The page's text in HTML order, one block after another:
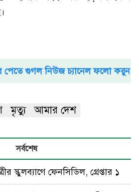
পেতে গুগল নিউজ চ্যানেল ফলো করুন
মৃত্যু আমার দেশ
সর্বশেষ
স্কুলব্যাগে ফেনসিডিল, গ্রেপ্তার ১